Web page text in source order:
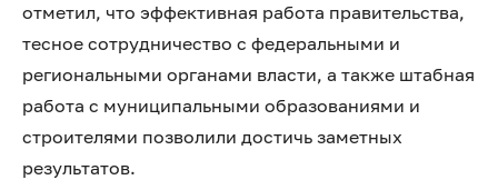
отметил, что эффективная работа правительства,
тесное сотрудничество с федеральными и
региональными органами власти, а также штабная
работа с муниципальными образованиями и
строителями позволили достичь заметных
результатов.